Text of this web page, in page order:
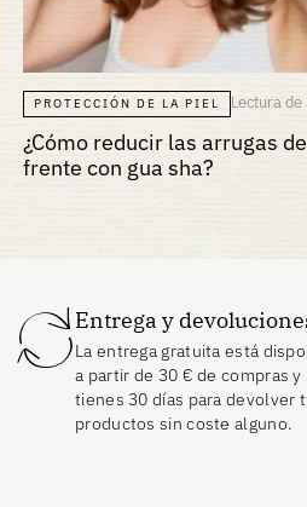
PROTECCIÓN DE LA PIEL Lectura
¿Cómo reducir las arrugas
frente con gua sha?
Entrega y
La entrega gratuita está
a partir de 30 € de compras y
tienes 30 días para devolver
productos sin coste alguno.